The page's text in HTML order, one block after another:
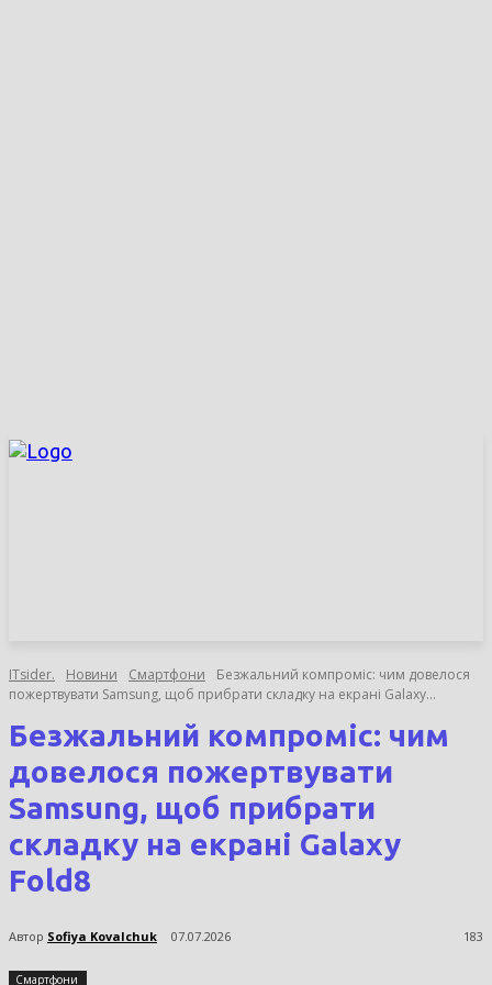
ITsider. Новини Смартфони
Безжальний компроміс: чим довелося
пожертвувати Samsung, щоб прибрати складку на екрані Galaxy...
Безжальний компроміс: чим
довелося пожертвувати
Samsung, щоб прибрати
складку на екрані Galaxy
Fold8
Автор Sofiya Kovalchuk 07.07.2026 183
Смартфони